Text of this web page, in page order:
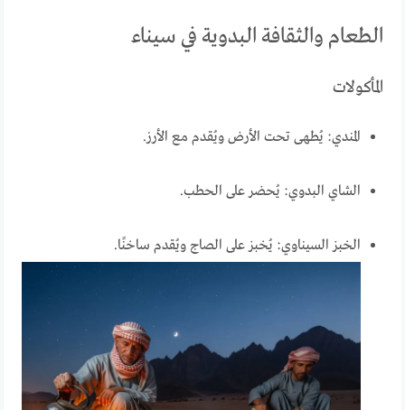
الطعام والثقافة البدوية في سيناء
المأكولات
المندي: يُطهى تحت الأرض ويُقدم مع الأرز.
الشاي البدوي: يُحضر على الحطب.
الخبز السيناوي: يُخبز على الصاج ويُقدم ساخنًا.